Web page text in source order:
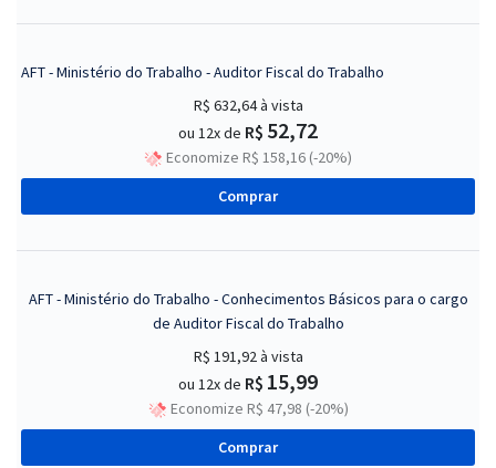
AFT - Ministério do Trabalho - Auditor Fiscal do Trabalho
R$ 632,64à vista
ou 12x de R$ 52,72
Economize R$ 158,16 (-20%)
Comprar
AFT - Ministério do Trabalho - Conhecimentos Básicos para o cargo
de Auditor Fiscal do Trabalho
R$ 191,92 à vista
ou 12x de R$ 15,99
Economize R$ 47,98 (-20%)
Comprar